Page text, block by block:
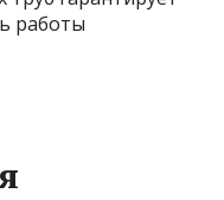
работы